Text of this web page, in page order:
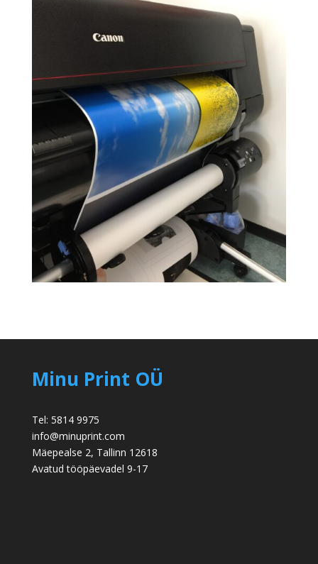
Minu Print OÜ
Tel: 5814 9975
info@minuprint.com
Mäepealse 2, Tallinn 12618
Avatud tööpäevadel 9-17